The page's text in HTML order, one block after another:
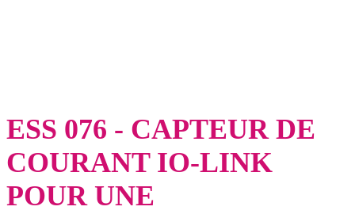
ESS 076 - CAPTEUR DE
COURANT IO-LINK
POUR UNE